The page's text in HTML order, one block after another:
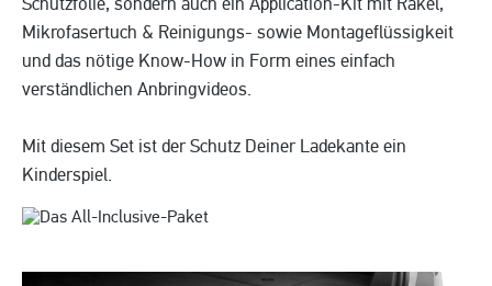
Mikrofasertuch & Reinigungs- sowie Montageflüssigkeit
und das nötige Know-How in Form eines einfach
verständlichen Anbringvideos.
Mit diesem Set ist der Schutz Deiner Ladekante ein
Kinderspiel.